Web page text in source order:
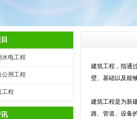
水电工程
公用工程
工程
建筑工程，指通
壁、基础以及能
建筑工程是为新
路、管道、设备